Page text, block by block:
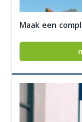
Maak een